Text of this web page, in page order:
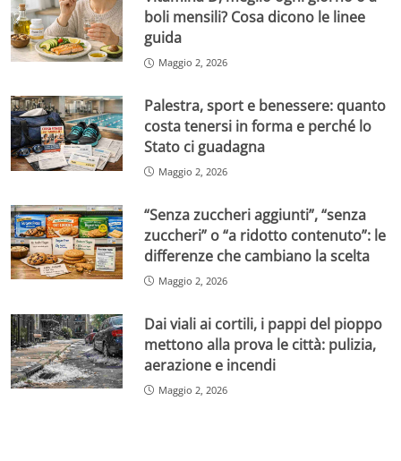
boli mensili? Cosa dicono le linee
guida
Maggio 2, 2026
Palestra, sport e benessere: quanto
costa tenersi in forma e perché lo
Stato ci guadagna
Maggio 2, 2026
“Senza zuccheri aggiunti”, “senza
zuccheri” o “a ridotto contenuto”: le
differenze che cambiano la scelta
Maggio 2, 2026
Dai viali ai cortili, i pappi del pioppo
mettono alla prova le città: pulizia,
aerazione e incendi
Maggio 2, 2026